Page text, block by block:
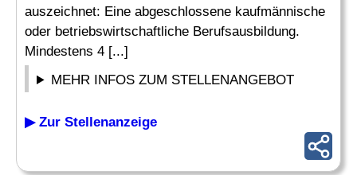
auszeichnet: Eine abgeschlossene kaufmännische
oder betriebswirtschaftliche Berufsausbildung.
Mindestens 4 [...]
MEHR INFOS ZUM STELLENANGEBOT
▶ Zur Stellenanzeige